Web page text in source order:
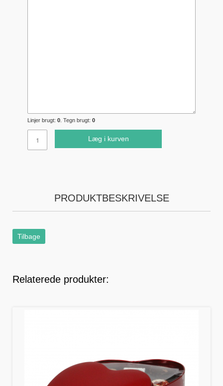
Linjer brugt: 0 . Tegn brugt: 0
Læg i kurven
PRODUKTBESKRIVELSE
Tilbage
Relaterede produkter: